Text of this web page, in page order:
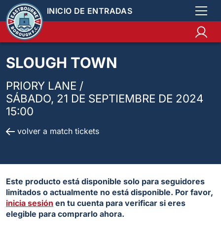
INICIO DE ENTRADAS
SLOUGH TOWN
PRIORY LANE /
SÁBADO, 21 DE SEPTIEMBRE DE 2024
15:00
volver a match tickets
Este producto está disponible solo para seguidores
limitados o actualmente no está disponible. Por favor,
inicia sesión en tu cuenta para verificar si eres
elegible para comprarlo ahora.